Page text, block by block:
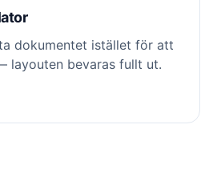
dokumentet istället för att
layouten bevaras fullt ut.